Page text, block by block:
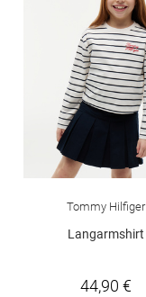
Tommy Hilfiger
Langarmshirt
44,90 €